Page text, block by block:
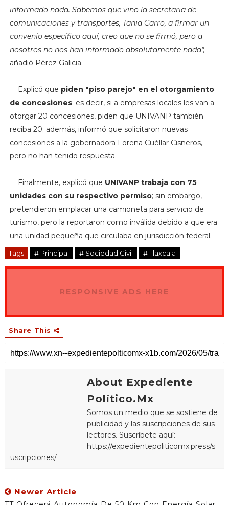
informado nada. Sabemos que vino la secretaria de
comunicaciones y transportes, Tania Carro, a firmar un
convenio específico aquí, creo que no se firmó, pero a
nosotros no nos han informado absolutamente nada",
añadió Pérez Galicia.
Explicó que piden "piso parejo" en el otorgamiento
de concesiones; es decir, si a empresas locales les van a
otorgar 20 concesiones, piden que UNIVANP también
reciba 20; además, informó que solicitaron nuevas
concesiones a la gobernadora Lorena Cuéllar Cisneros,
pero no han tenido respuesta.
Finalmente, explicó que UNIVANP trabaja con 75
unidades con su respectivo permiso; sin embargo,
pretendieron emplacar una camioneta para servicio de
turismo, pero la reportaron como inválida debido a que era
una unidad pequeña que circulaba en jurisdicción federal.
Tags # Principal # Sociedad Civil # Tlaxcala
RESPONSIVE ADS HERE
Share This
About Expediente
Político.Mx
Somos un medio que se sostiene de
publicidad y las suscripciones de sus
lectores. Suscríbete aquí:
https://expedientepoliticomx.press/s
uscripciones/
Newer Article